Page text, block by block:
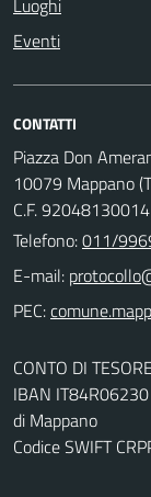
Eventi
CONTATTI
Piazza Don
10079 Mappano
C.F.
Telefono:011/
E-mail:
PEC:
CONTO DI
IBAN
di Mappano
Codice SWIFT